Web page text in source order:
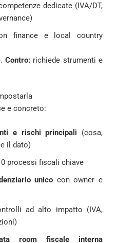
dedicate (IVA/DT,
finance e local country
Contro:richiede strumenti e
e concreto:
e rischi principali (cosa,
il dato)
processi fiscali chiave
unico con owner e
ad alto impatto (IVA,
room fiscale interna